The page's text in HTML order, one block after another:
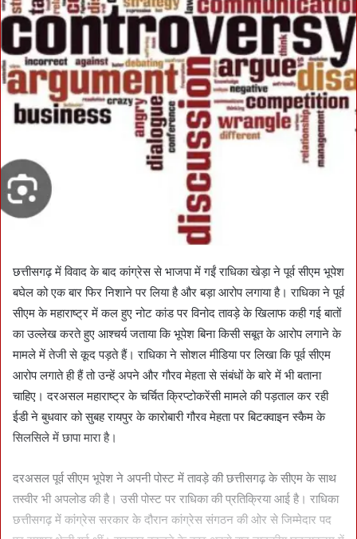
छत्तीसगढ़ में विवाद के बाद कांग्रेस से भाजपा में गईं राधिका खेड़ा ने पूर्व सीएम भूपेश
बघेल को एक बार फिर निशाने पर लिया है और बड़ा आरोप लगाया है। राधिका ने पूर्व
सीएम के महाराष्ट्र में कल हुए नोट कांड पर विनोद तावड़े के खिलाफ कही गई बातों
का उल्लेख करते हुए आश्चर्य जताया कि भूपेश बिना किसी सबूत के आरोप लगाने के
मामले में तेजी से कूद पड़ते हैं। राधिका ने सोशल मीडिया पर लिखा कि पूर्व सीएम
आरोप लगाते ही हैं तो उन्हें अपने और गौरव मेहता से संबंधों के बारे में भी बताना
चाहिए। दरअसल महाराष्ट्र के चर्चित क्रिप्टोकरेंसी मामले की पड़ताल कर रही
ईडी ने बुधवार को सुबह रायपुर के कारोबारी गौरव मेहता पर बिटक्वाइन स्कैम के
सिलसिले में छापा मारा है।
दरअसल पूर्व सीएम भूपेश ने अपनी पोस्ट में तावड़े की छत्तीसगढ़ के सीएम के साथ
तस्वीर भी अपलोड की है। उसी पोस्ट पर राधिका की प्रतिक्रिया आई है। राधिका
छत्तीसगढ़ में कांग्रेस सरकार के दौरान कांग्रेस संगठन की ओर से जिम्मेदार पद